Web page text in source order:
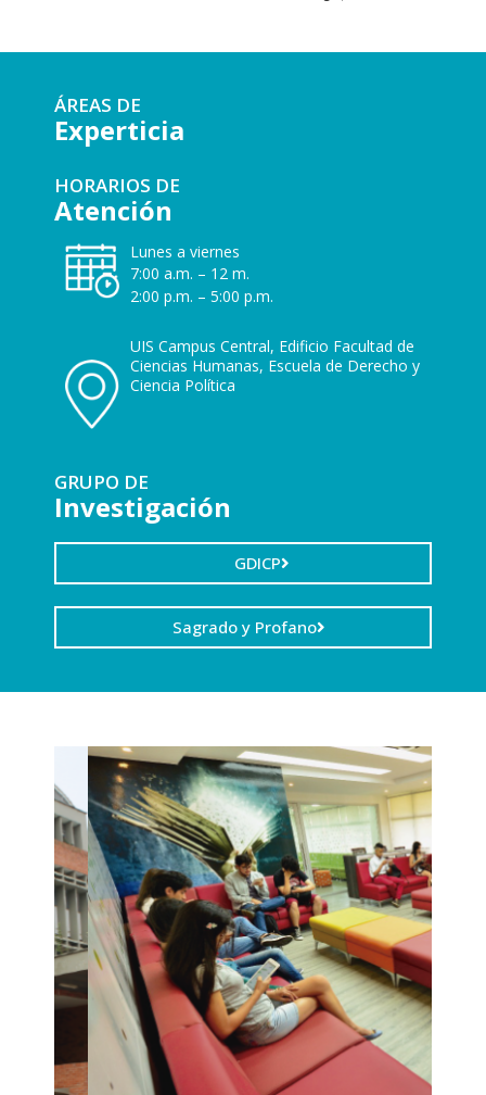
ÁREAS DE
Experticia
HORARIOS DE
Atención
Lunes a viernes
7:00 a.m. – 12 m.
2:00 p.m. – 5:00 p.m.
UIS Campus Central, Edificio Facultad de
Ciencias Humanas, Escuela de Derecho y
Ciencia Política
GRUPO DE
Investigación
GDICP
Sagrado y Profano